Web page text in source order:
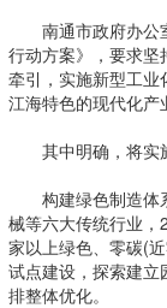
南通市政府办公
行动方案》，要求坚
牵引，实施新型工业
江海特色的现代化产
其中明确，将实施
构建绿色制造体
械等六大传统行业
家以上绿色、零碳(
试点建设，探索建
排整体优化。